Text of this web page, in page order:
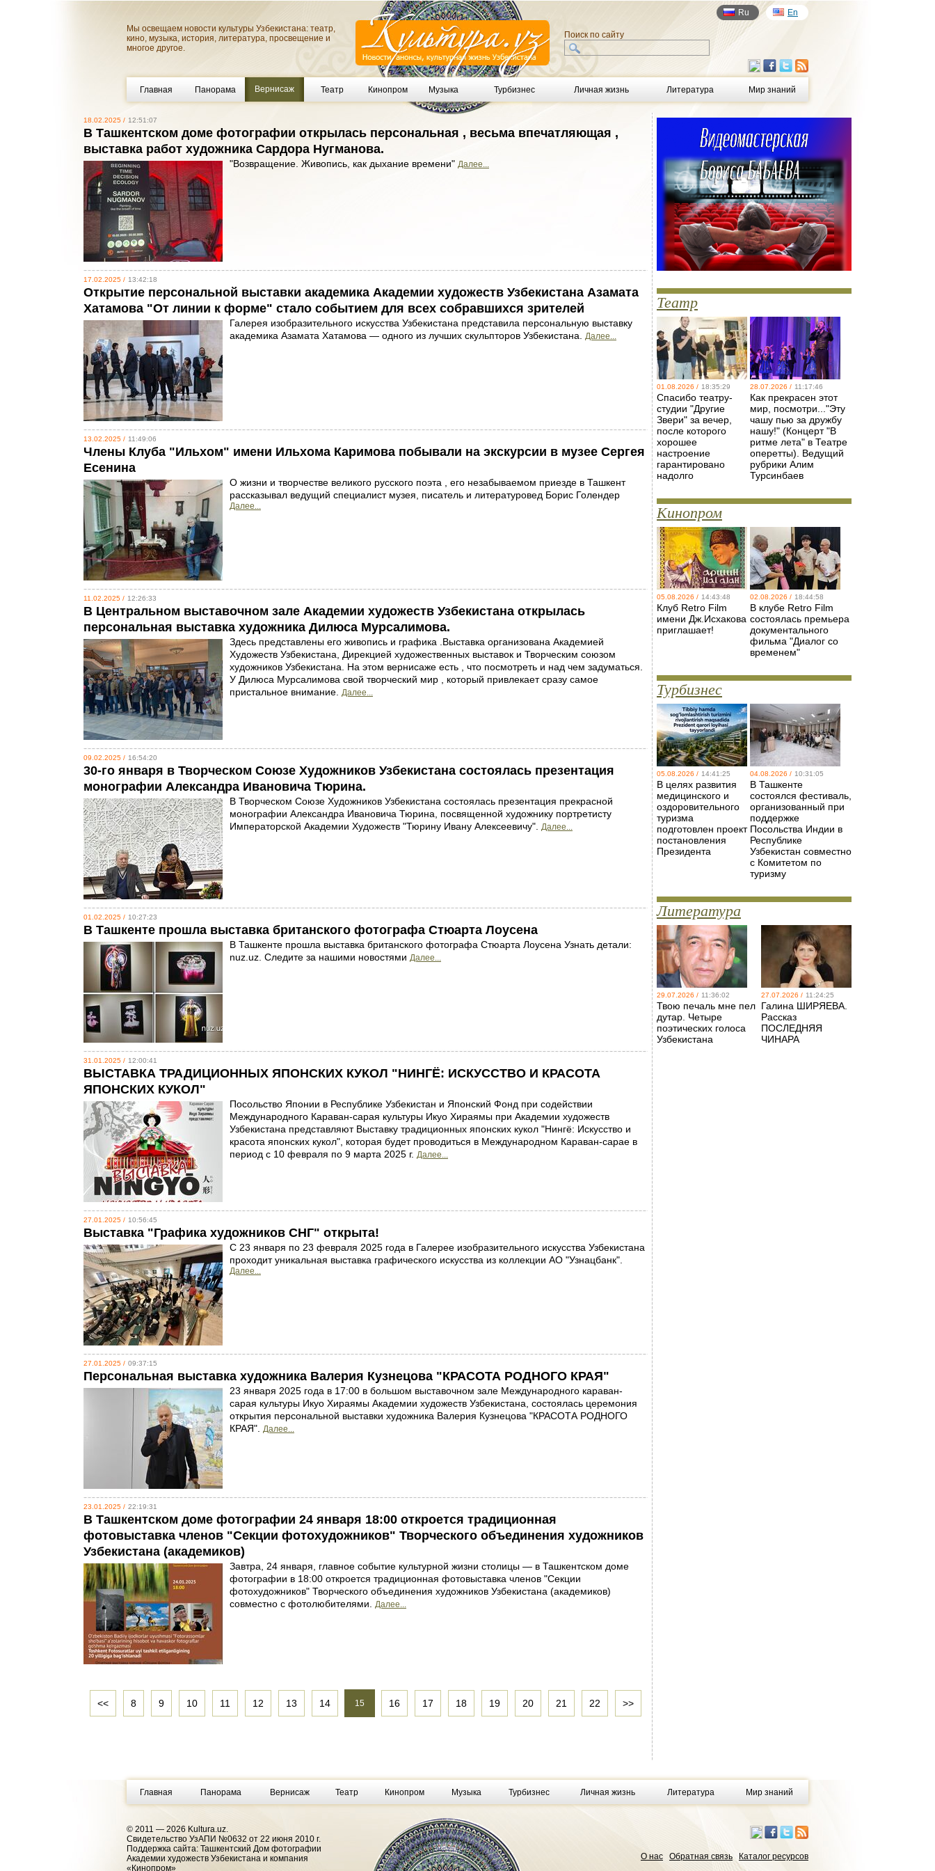
Мы освещаем новости культуры Узбекистана: театр,
кино, музыка, история, литература, просвещение и
многое другое.
Ru En
Поиск по сайту
Главная Панорама Вернисаж Театр Кинопром Музыка Турбизнес Личная жизнь Литература Мир знаний
18.02.2025 / 12:51:07
В Ташкентском доме фотографии открылась персональная , весьма впечатляющая ,
выставка работ художника Сардора Нугманова.
"Возвращение. Живопись, как дыхание времени" Далее...
17.02.2025 / 13:42:18
Открытие персональной выставки академика Академии художеств Узбекистана Азамата
Хатамова "От линии к форме" стало событием для всех собравшихся зрителей
Галерея изобразительного искусства Узбекистана представила персональную выставку
академика Азамата Хатамова — одного из лучших скульпторов Узбекистана. Далее...
13.02.2025 / 11:49:06
Члены Клуба "Ильхом" имени Ильхома Каримова побывали на экскурсии в музее Сергея
Есенина
О жизни и творчестве великого русского поэта , его незабываемом приезде в Ташкент
рассказывал ведущий специалист музея, писатель и литературовед Борис Голендер
Далее...
11.02.2025 / 12:26:33
В Центральном выставочном зале Академии художеств Узбекистана открылась
персональная выставка художника Дилюса Мурсалимова.
Здесь представлены его живопись и графика .Выставка организована Академией
Художеств Узбекистана, Дирекцией художественных выставок и Творческим союзом
художников Узбекистана. На этом вернисаже есть , что посмотреть и над чем задуматься.
У Дилюса Мурсалимова свой творческий мир , который привлекает сразу самое
пристальное внимание. Далее...
09.02.2025 / 16:54:20
30-го января в Творческом Союзе Художников Узбекистана состоялась презентация
монографии Александра Ивановича Тюрина.
В Творческом Союзе Художников Узбекистана состоялась презентация прекрасной
монографии Александра Ивановича Тюрина, посвященной художнику портретисту
Императорской Академии Художеств "Тюрину Ивану Алексеевичу". Далее...
01.02.2025 / 10:27:23
В Ташкенте прошла выставка британского фотографа Стюарта Лоусена
В Ташкенте прошла выставка британского фотографа Стюарта Лоусена Узнать детали:
nuz.uz. Следите за нашими новостями Далее...
31.01.2025 / 12:00:41
ВЫСТАВКА ТРАДИЦИОННЫХ ЯПОНСКИХ КУКОЛ "НИНГЁ: ИСКУССТВО И КРАСОТА
ЯПОНСКИХ КУКОЛ"
Посольство Японии в Республике Узбекистан и Японский Фонд при содействии
Международного Караван-сарая культуры Икуо Хираямы при Академии художеств
Узбекистана представляют Выставку традиционных японских кукол "Нингё: Искусство и
красота японских кукол", которая будет проводиться в Международном Караван-сарае в
период с 10 февраля по 9 марта 2025 г. Далее...
27.01.2025 / 10:56:45
Выставка "Графика художников СНГ" открыта!
С 23 января по 23 февраля 2025 года в Галерее изобразительного искусства Узбекистана
проходит уникальная выставка графического искусства из коллекции АО "Узнацбанк".
Далее...
27.01.2025 / 09:37:15
Персональная выставка художника Валерия Кузнецова "КРАСОТА РОДНОГО КРАЯ"
23 января 2025 года в 17:00 в большом выставочном зале Международного караван-
сарая культуры Икуо Хираямы Академии художеств Узбекистана, состоялась церемония
открытия персональной выставки художника Валерия Кузнецова "КРАСОТА РОДНОГО
КРАЯ". Далее...
23.01.2025 / 22:19:31
В Ташкентском доме фотографии 24 января 18:00 откроется традиционная
фотовыставка членов "Секции фотохудожников" Творческого объединения художников
Узбекистана (академиков)
Завтра, 24 января, главное событие культурной жизни столицы — в Ташкентском доме
фотографии в 18:00 откроется традиционная фотовыставка членов "Секции
фотохудожников" Творческого объединения художников Узбекистана (академиков)
совместно с фотолюбителями. Далее...
<< 8 9 10 11 12 13 14 15 16 17 18 19 20 21 22 >>
Театр
01.08.2026 / 18:35:29
Спасибо театру-
студии "Другие
Звери" за вечер,
после которого
хорошее
настроение
гарантировано
надолго
28.07.2026 / 11:17:46
Как прекрасен этот
мир, посмотри..."Эту
чашу пью за дружбу
нашу!" (Концерт "В
ритме лета" в Театре
оперетты). Ведущий
рубрики Алим
Турсинбаев
Кинопром
05.08.2026 / 14:43:48
Клуб Retro Film
имени Дж.Исхакова
приглашает!
02.08.2026 / 18:44:58
В клубе Retro Film
состоялась премьера
документального
фильма "Диалог со
временем"
Турбизнес
05.08.2026 / 14:41:25
В целях развития
медицинского и
оздоровительного
туризма
подготовлен проект
постановления
Президента
04.08.2026 / 10:31:05
В Ташкенте
состоялся фестиваль,
организованный при
поддержке
Посольства Индии в
Республике
Узбекистан совместно
с Комитетом по
туризму
Литература
29.07.2026 / 11:36:02
Твою печаль мне пел
дутар. Четыре
поэтических голоса
Узбекистана
27.07.2026 / 11:24:25
Галина ШИРЯЕВА.
Рассказ
ПОСЛЕДНЯЯ
ЧИНАРА
Главная Панорама Вернисаж Театр Кинопром Музыка Турбизнес Личная жизнь Литература Мир знаний
© 2011 — 2026 Kultura.uz.
Cвидетельство УзАПИ №0632 от 22 июня 2010 г.
Поддержка сайта: Ташкентский Дом фотографии
Академии художеств Узбекистана и компания
«Кинопром»
О нас Обратная связь Каталог ресурсов